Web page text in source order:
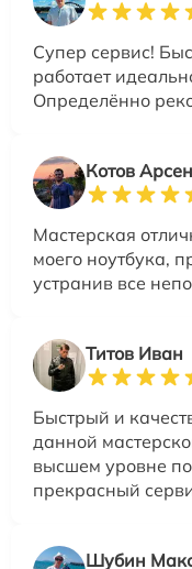
Супер сервис!
работает
Определённо
Котов
Мастерская
моего ноутбука,
устранив все
Титов Иван
Быстрый и
данной
высшем уровне
прекрасный
Шубин